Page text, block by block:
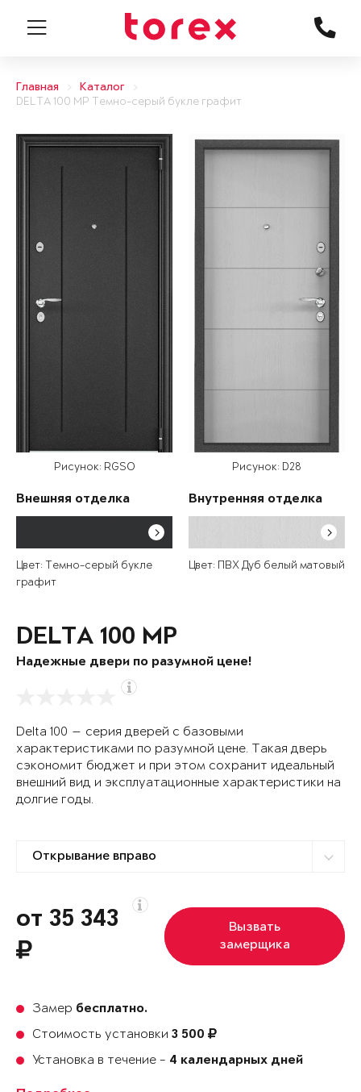
Главная
Каталог
DELTA 100 MP Темно-серый букле графит
Рисунок: RGSO
Внешняя отделка
Цвет: Темно-серый букле
графит
Рисунок: D28
Внутренняя отделка
Цвет: ПВХ Дуб белый матовый
DELTA 100 MP
Надежные двери по разумной цене!
Delta 100 — серия дверей с базовыми
характеристиками по разумной цене. Такая дверь
сэкономит бюджет и при этом сохранит идеальный
внешний вид и эксплуатационные характеристики на
долгие годы.
от 35 343
Вызвать
замерщика
Замер бесплатно.
Стоимость установки 3 500
Установка в течение - 4 календарных дней